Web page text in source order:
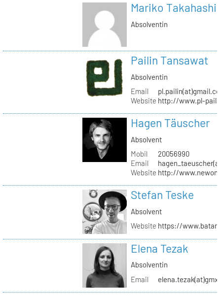
Mariko Takahashi
Absolventin
Pailin Tansawat
Absolventin
Email
Website http://www.pl-
Hagen Täuscher
Absolvent
Mobil
20056990
Email
Website http://
Stefan Teske
Absolvent
Website https://
Elena Tezak
Absolventin
Email